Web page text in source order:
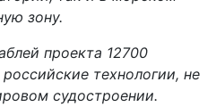
зону.
проекта 12700
технологии, не
судостроении.